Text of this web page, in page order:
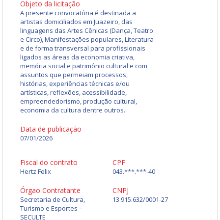
Objeto da licitação
A presente convocatória é destinada a
artistas domiciliados em Juazeiro, das
linguagens das Artes Cênicas (Dança, Teatro
e Circo), Manifestações populares, Literatura
e de forma transversal para profissionais
ligados as áreas da economia criativa,
memória social e patrimônio cultural e com
assuntos que permeiam processos,
histórias, experiências técnicas e/ou
artísticas, reflexões, acessibilidade,
empreendedorismo, produção cultural,
economia da cultura dentre outros.
Data de publicação
07/01/2026
Fiscal do contrato
Hertz Felix
CPF
043.***.***-40
Órgao Contratante
Secretaria de Cultura,
Turismo e Esportes –
SECULTE
CNPJ
13.915.632/0001-27